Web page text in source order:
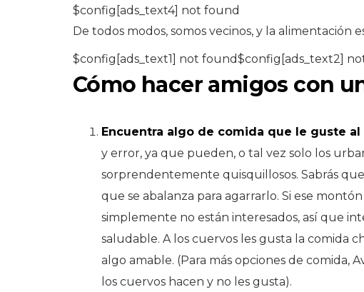
$config[ads_text4] not found
De todos modos, somos vecinos, y la alimentación
$config[ads_text1] not found$config[ads_text2]
Cómo hacer amigos con
Encuentra algo de comida que le guste al
y error, ya que pueden, o tal vez solo los
sorprendentemente quisquillosos. Sabrás
que se abalanza para agarrarlo. Si ese
simplemente no están interesados, así que
saludable. A los cuervos les gusta la comida
algo amable. (Para más opciones de comida,
los cuervos hacen y no les gusta).